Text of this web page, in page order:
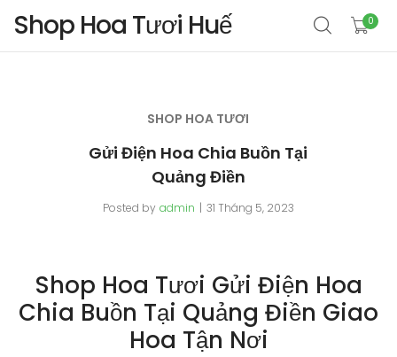
Shop Hoa Tươi Huế 0
SHOP HOA TƯƠI
Gửi Điện Hoa Chia Buồn Tại
Quảng Điền
Posted by admin 31 Tháng 5, 2023
Shop Hoa Tươi Gửi Điện Hoa
Chia Buồn Tại Quảng Điền Giao
Hoa Tận Nơi